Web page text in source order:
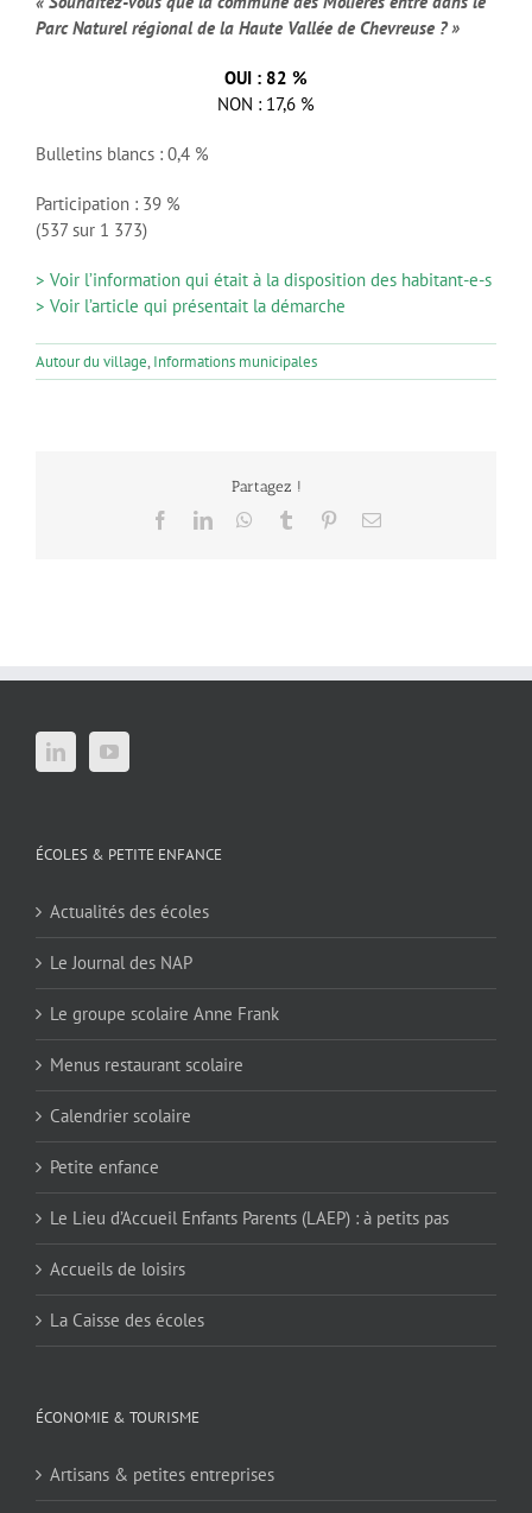
Parc Naturel régional de la Haute Vallée de Chevreuse ? »
OUI : 82 %
NON : 17,6 %
Bulletins blancs : 0,4 %
Participation : 39 %
(537 sur 1 373)
> Voir l’information qui était à la disposition des habitant-e-s
> Voir l’article qui présentait la démarche
Autour du village, Informations municipales
Partagez !
FacebookLinkedInWhatsApp
Tumblr PinterestEmail
ÉCOLES & PETITE ENFANCE
Actualités des écoles
Le Journal des NAP
Le groupe scolaire Anne Frank
Menus restaurant scolaire
Calendrier scolaire
Petite enfance
Le Lieu d’Accueil Enfants Parents (LAEP) : à petits pas
Accueils de loisirs
La Caisse des écoles
ÉCONOMIE & TOURISME
Artisans & petites entreprises